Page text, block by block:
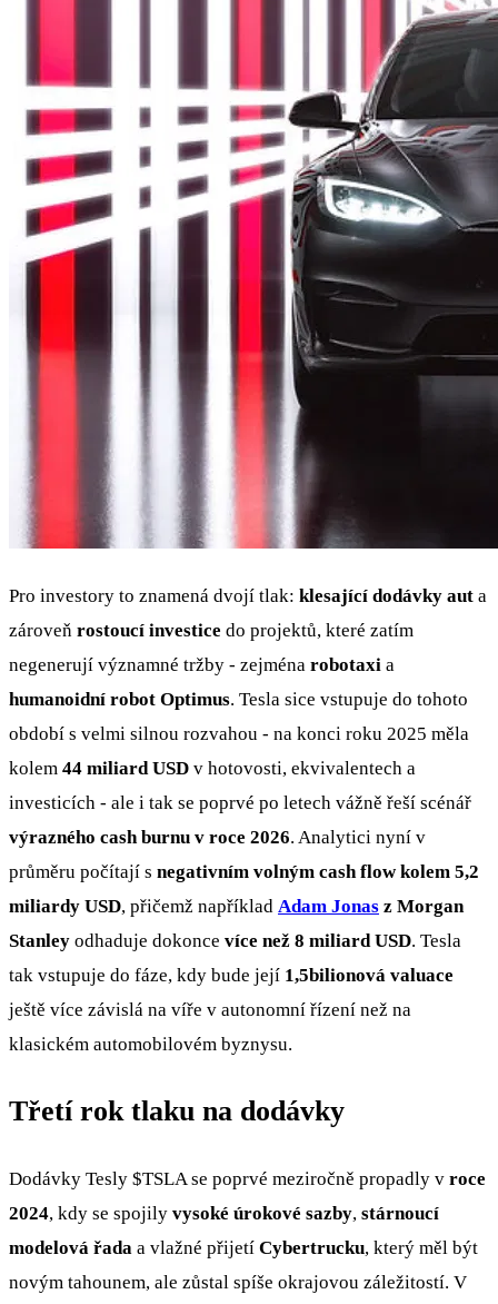
Pro investory to znamená dvojí tlak: klesající dodávky aut a
zároveň rostoucí investice do projektů, které zatím
negenerují významné tržby - zejména robotaxi a
humanoidní robot Optimus. Tesla sice vstupuje do tohoto
období s velmi silnou rozvahou - na konci roku 2025 měla
kolem 44 miliard USD v hotovosti, ekvivalentech a
investicích - ale i tak se poprvé po letech vážně řeší scénář
výrazného cash burnu v roce 2026. Analytici nyní v
průměru počítají s negativním volným cash flow kolem 5,2
miliardy USD, přičemž například Adam Jonas z Morgan
Stanley odhaduje dokonce více než 8 miliard USD. Tesla
tak vstupuje do fáze, kdy bude její 1,5bilionová valuace
ještě více závislá na víře v autonomní řízení než na
klasickém automobilovém byznysu.
Třetí rok tlaku na dodávky
Dodávky Tesly $TSLA se poprvé meziročně propadly v roce
2024, kdy se spojily vysoké úrokové sazby, stárnoucí
modelová řada a vlažné přijetí Cybertrucku, který měl být
novým tahounem, ale zůstal spíše okrajovou záležitostí. V